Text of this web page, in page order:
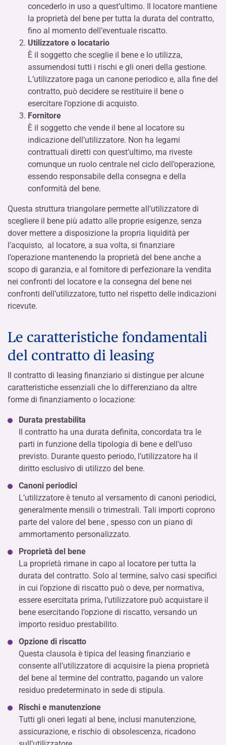
concederlo in uso a quest’ultimo. Il locatore mantiene
la proprietà del bene per tutta la durata del contratto,
fino al momento dell’eventuale riscatto.
Utilizzatore o locatario
È il soggetto che sceglie il bene e lo utilizza,
assumendosi tutti i rischi e gli oneri della gestione.
L’utilizzatore paga un canone periodico e, alla fine del
contratto, può decidere se restituire il bene o
esercitare l’opzione di acquisto.
Fornitore
È il soggetto che vende il bene al locatore su
indicazione dell’utilizzatore. Non ha legami
contrattuali diretti con quest’ultimo, ma riveste
comunque un ruolo centrale nel ciclo dell’operazione,
essendo responsabile della consegna e della
conformità del bene.
Questa struttura triangolare permette all’utilizzatore di
scegliere il bene più adatto alle proprie esigenze, senza
dover mettere a disposizione la propria liquidità per
l’acquisto, al locatore, a sua volta, si finanziare
l’operazione mantenendo la proprietà del bene anche a
scopo di garanzia, e al fornitore di perfezionare la vendita
nei confronti del locatore e la consegna del bene nei
confronti dell’utilizzatore, tutto nel rispetto delle indicazioni
ricevute.
Le caratteristiche fondamentali
del contratto di leasing
Il contratto di leasing finanziario si distingue per alcune
caratteristiche essenziali che lo differenziano da altre
forme di finanziamento o locazione:
Durata prestabilita
Il contratto ha una durata definita, concordata tra le
parti in funzione della tipologia di bene e dell’uso
previsto. Durante questo periodo, l’utilizzatore ha il
diritto esclusivo di utilizzo del bene.
Canoni periodici
L’utilizzatore è tenuto al versamento di canoni periodici,
generalmente mensili o trimestrali. Tali importi coprono
parte del valore del bene , spesso con un piano di
ammortamento personalizzato.
Proprietà del bene
La proprietà rimane in capo al locatore per tutta la
durata del contratto. Solo al termine, salvo casi specifici
in cui l’opzione di riscatto può o deve, per normativa,
essere esercitata prima, l’utilizzatore può acquistare il
bene esercitando l’opzione di riscatto, versando un
importo residuo prestabilito.
Opzione di riscatto
Questa clausola è tipica del leasing finanziario e
consente all’utilizzatore di acquisire la piena proprietà
del bene al termine del contratto, pagando un valore
residuo predeterminato in sede di stipula.
Rischi e manutenzione
Tutti gli oneri legati al bene, inclusi manutenzione,
assicurazione, e rischio di obsolescenza, ricadono